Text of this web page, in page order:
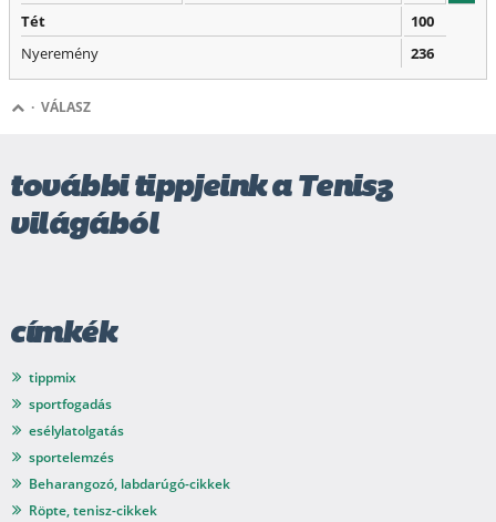
Tét
100
Nyeremény
236
· VÁLASZ
további tippjeink a Tenisz
világából
címkék
tippmix
sportfogadás
esélylatolgatás
sportelemzés
Beharangozó, labdarúgó-cikkek
Röpte, tenisz-cikkek